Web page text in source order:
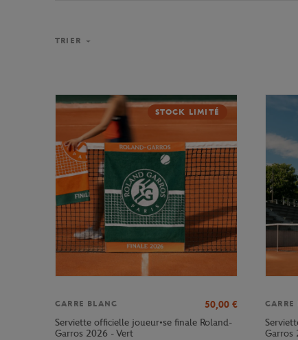
TRIER
STOCK LIMITÉ
CARRE BLANC 50,00 €
Serviette officielle joueur•se finale Roland-
Garros 2026 - Vert
CARRE
Garros